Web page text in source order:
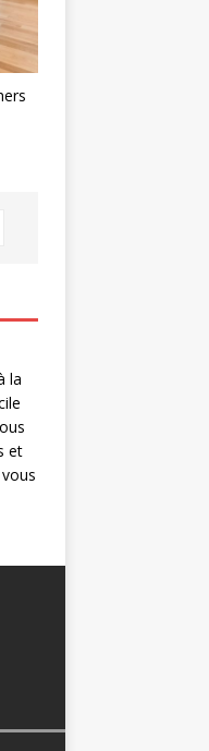
la
et